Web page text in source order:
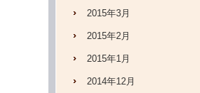
2015年3月
2015年2月
2015年1月
2014年12月